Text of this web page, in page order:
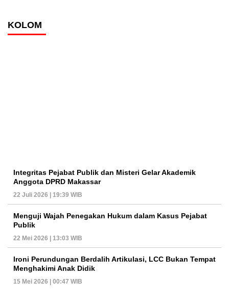
KOLOM
Integritas Pejabat Publik dan Misteri Gelar Akademik
Anggota DPRD Makassar
22 Juli 2026 | 19:39 WIB
Menguji Wajah Penegakan Hukum dalam Kasus Pejabat
Publik
22 Mei 2026 | 13:03 WIB
Ironi Perundungan Berdalih Artikulasi, LCC Bukan Tempat
Menghakimi Anak Didik
15 Mei 2026 | 00:47 WIB